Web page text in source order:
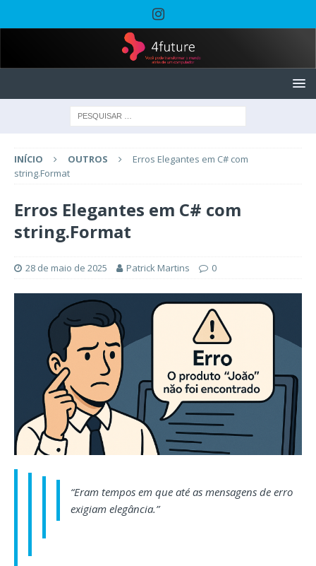
INÍCIO OUTROS
Erros Elegantes em C# com
string.Format
Erros Elegantes em C# com
string.Format
28 de maio de 2025 Patrick Martins 0
“Eram tempos em que até as mensagens de erro
exigiam elegância.”